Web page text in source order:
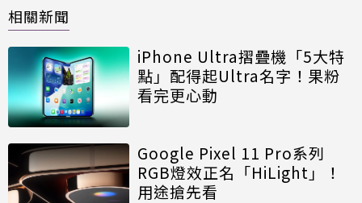
相關新聞
iPhone Ultra摺疊機「5大特
點」配得起Ultra名字！果粉
看完更心動
Google Pixel 11 Pro系列
RGB燈效正名「HiLight」！
用途搶先看